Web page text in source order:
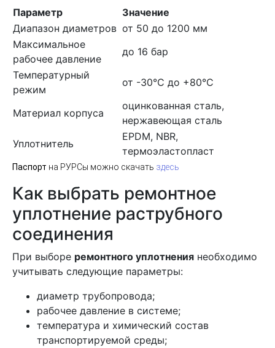
Параметр
Значение
Диапазон диаметров от 50 до 1200 мм
Максимальное
рабочее давление
до 16 бар
Температурный
режим
от -30°C до +80°C
Материал корпуса
оцинкованная сталь,
нержавеющая сталь
Уплотнитель
EPDM, NBR,
термоэластопласт
Паспорт на РУРСы можно скачать здесь
Как выбрать ремонтное
уплотнение раструбного
соединения
При выборе ремонтного уплотнения необходимо
учитывать следующие параметры:
диаметр трубопровода;
рабочее давление в системе;
температура и химический состав
транспортируемой среды;